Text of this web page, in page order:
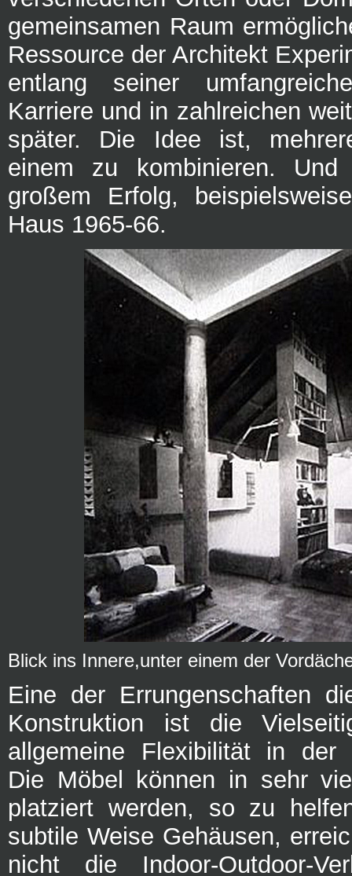
gemeinsamen Raum
Ressource der Architekt
entlang seiner
Karriere und in zahlreichen
später. Die Idee ist,
einem zu kombinieren.
großem Erfolg,
Haus 1965-66.
Blick ins Innere,unter einem der
Eine der Errungenschaften
Konstruktion ist die
allgemeine Flexibilität in der
Die Möbel können in sehr
platziert werden, so zu
subtile Weise Gehäusen,
nicht die Indoor-Outdoor-